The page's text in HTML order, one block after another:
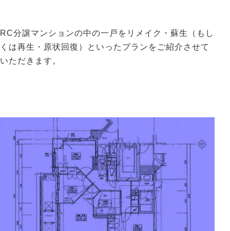
RC分譲マンションの中の一戸をリメイク・蘇生（もし
くは再生・原状回復）といったプランをご紹介させて
いただきます。